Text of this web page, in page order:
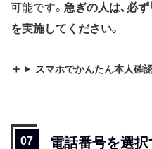
可能です。 急ぎの人は、必
を実施してください。
スマホでかんたん本人確
電話番号を選択